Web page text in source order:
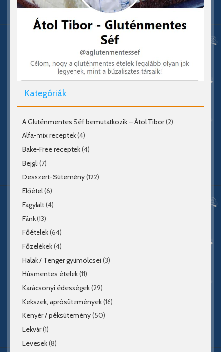
Kategóriák
A Gluténmentes Séf bemutatkozik – Átol Tibor(2)
Alfa-mix receptek(4)
Bake-Free receptek(4)
Bejgli (7)
Desszert-Sütemény(122)
Előétel(6)
Fagylalt(4)
Fánk(13)
Főételek(64)
Főzelékek(4)
Halak / Tenger gyümölcsei (3)
Húsmentes ételek(11)
Karácsonyi édességek(29)
Kekszek, aprósütemények(16)
Kenyér / péksütemény(50)
Lekvár(1)
Levesek(8)